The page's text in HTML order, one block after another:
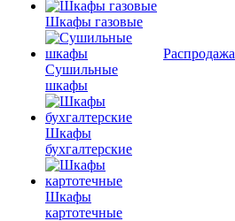
Шкафы газовые
Сушильные
шкафы
Шкафы
бухгалтерские
Шкафы
картотечные
Распродажа